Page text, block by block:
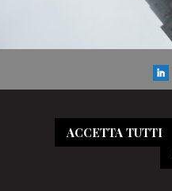
ACCETTA TUTTI